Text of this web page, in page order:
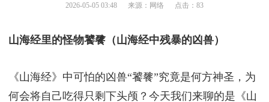
2026-05-05 03:48 来源：网络 点击： 83
山海经里的怪物饕餮（山海经中残暴的凶兽）
《山海经》中可怕的凶兽“饕餮”究竟是何方神圣，为
何会将自己吃得只剩下头颅？今天我们来聊的是《山